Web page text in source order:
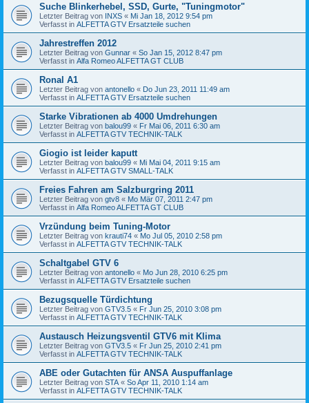
Suche Blinkerhebel, SSD, Gurte, "Tuningmotor"
Letzter Beitrag von INXS « Mi Jan 18, 2012 9:54 pm
Verfasst in ALFETTA GTV Ersatzteile suchen
Jahrestreffen 2012
Letzter Beitrag von Gunnar « So Jan 15, 2012 8:47 pm
Verfasst in Alfa Romeo ALFETTA GT CLUB
Ronal A1
Letzter Beitrag von antonello « Do Jun 23, 2011 11:49 am
Verfasst in ALFETTA GTV Ersatzteile suchen
Starke Vibrationen ab 4000 Umdrehungen
Letzter Beitrag von balou99 « Fr Mai 06, 2011 6:30 am
Verfasst in ALFETTA GTV TECHNIK-TALK
Giogio ist leider kaputt
Letzter Beitrag von balou99 « Mi Mai 04, 2011 9:15 am
Verfasst in ALFETTA GTV SMALL-TALK
Freies Fahren am Salzburgring 2011
Letzter Beitrag von gtv8 « Mo Mär 07, 2011 2:47 pm
Verfasst in Alfa Romeo ALFETTA GT CLUB
Vrzündung beim Tuning-Motor
Letzter Beitrag von krauti74 « Mo Jul 05, 2010 2:58 pm
Verfasst in ALFETTA GTV TECHNIK-TALK
Schaltgabel GTV 6
Letzter Beitrag von antonello « Mo Jun 28, 2010 6:25 pm
Verfasst in ALFETTA GTV Ersatzteile suchen
Bezugsquelle Türdichtung
Letzter Beitrag von GTV3.5 « Fr Jun 25, 2010 3:08 pm
Verfasst in ALFETTA GTV TECHNIK-TALK
Austausch Heizungsventil GTV6 mit Klima
Letzter Beitrag von GTV3.5 « Fr Jun 25, 2010 2:41 pm
Verfasst in ALFETTA GTV TECHNIK-TALK
ABE oder Gutachten für ANSA Auspuffanlage
Letzter Beitrag von STA « So Apr 11, 2010 1:14 am
Verfasst in ALFETTA GTV TECHNIK-TALK